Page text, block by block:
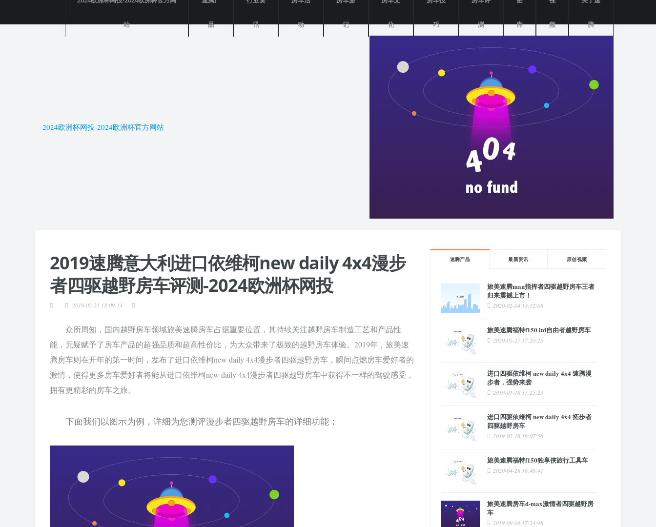
站 品 讯 动 记 化 巧 测 库 频 腾
2024欧洲杯网投-2024欧洲杯官方网站
2019速腾意大利进口依维柯new daily 4x4漫步
者四驱越野房车评测-2024欧洲杯网投
2019-02-21 18:09:34
众所周知，国内越野房车领域旅美速腾房车占据重要位置，其持续关注越野房车制造工艺和产品性
能，无疑赋予了房车产品的超强品质和超高性价比，为大众带来了极致的越野房车体验。2019年，旅美速
腾房车则在开年的第一时间，发布了进口依维柯new daily 4x4漫步者四驱越野房车，瞬间点燃房车爱好者的
激情，使得更多房车爱好者将能从进口依维柯new daily 4x4漫步者四驱越野房车中获得不一样的驾驶感受，
拥有更精彩的房车之旅。
下面我们以图示为例，详细为您测评漫步者四驱越野房车的详细功能；
速腾产品 最新资讯 原创视频
旅美速腾man指挥者四驱越野房车王者
归来震撼上市！
2020-02-04 13:12:08
旅美速腾福特f150 ltd自由者越野房车
2020-05-27 17:20:25
进口四驱依维柯 new daily 4x4 速腾漫
步者，强势来袭
2019-01-18 15:25:23
进口四驱依维柯 new daily 4x4 拓步者
四驱越野房车
2019-02-18 16:07:56
旅美速腾福特f150独享侠旅行工具车
2020-04-28 16:46:41
旅美速腾房车d-max激情者四驱越野房
车
2019-09-04 17:24:48